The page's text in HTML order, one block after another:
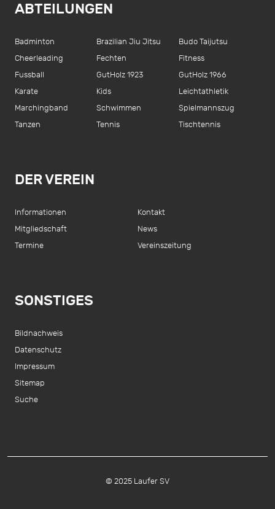
ABTEILUNGEN
Badminton Brazilian Jiu Jitsu
Budo Taijutsu
Cheerleading
Fechten
Fitness
Fussball
GutHolz 1923
GutHolz 1966
Karate
Kids
Leichtathletik
Marchingband
Schwimmen
Spielmannszug
Tanzen
Tennis Tischtennis
DER VEREIN
Informationen
Kontakt
Mitgliedschaft
News
Termine
Vereinszeitung
SONSTIGES
Bildnachweis
Datenschutz
Impressum
Sitemap
Suche
© 2025 Laufer SV